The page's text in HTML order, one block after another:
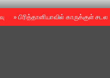
»பிரித்தானியாவில் காருக்குள்